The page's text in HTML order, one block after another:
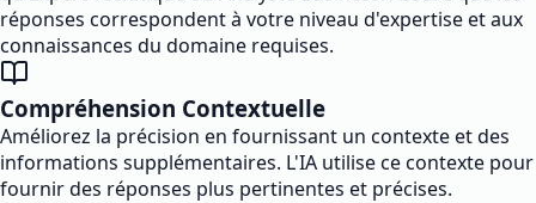
réponses correspondent à votre niveau d'expertise et aux
connaissances du domaine requises.
Compréhension Contextuelle
Améliorez la précision en fournissant un contexte et des
informations supplémentaires. L'IA utilise ce contexte pour
fournir des réponses plus pertinentes et précises.